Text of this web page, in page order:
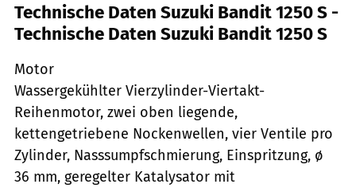
Technische Daten Suzuki Bandit 1250 S -
Technische Daten Suzuki Bandit 1250 S
Motor
Wassergekühlter Vierzylinder-Viertakt-
Reihenmotor, zwei oben liegende,
kettengetriebene Nockenwellen, vier Ventile pro
Zylinder, Nasssumpfschmierung, Einspritzung, ø
36 mm, geregelter Katalysator mit